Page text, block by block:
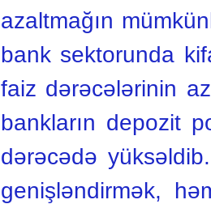
azaltmağın
bank sektorunda
faiz dərəcələrinin
bankların depozit
dərəcədə
genişləndirmək,